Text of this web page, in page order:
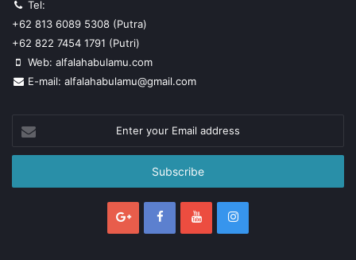
Tel:
+62 813 6089 5308 (Putra)
+62 822 7454 1791 (Putri)
Web: alfalahabulamu.com
E-mail: alfalahabulamu@gmail.com
your
Email